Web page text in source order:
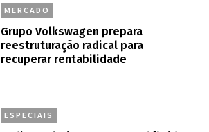
MERCADO
Grupo Volkswagen prepara
reestruturação radical para
recuperar rentabilidade
ESPECIAIS